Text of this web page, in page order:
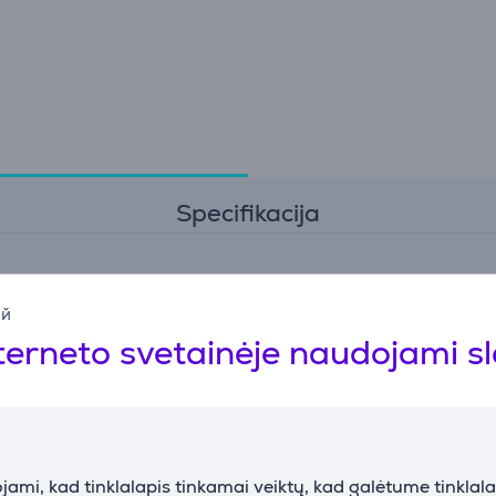
svetainėje naudojami
kad tinklalapis tinkamai veiktų, kad galėtume
Specifikacija
Spalva
Juoda